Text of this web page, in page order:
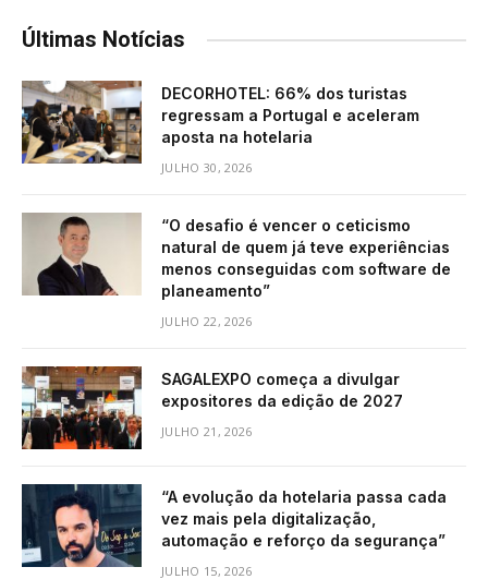
Últimas Notícias
DECORHOTEL: 66% dos turistas
regressam a Portugal e aceleram
aposta na hotelaria
JULHO 30, 2026
“O desafio é vencer o ceticismo
natural de quem já teve experiências
menos conseguidas com software de
planeamento”
JULHO 22, 2026
SAGALEXPO começa a divulgar
expositores da edição de 2027
JULHO 21, 2026
“A evolução da hotelaria passa cada
vez mais pela digitalização,
automação e reforço da segurança”
JULHO 15, 2026